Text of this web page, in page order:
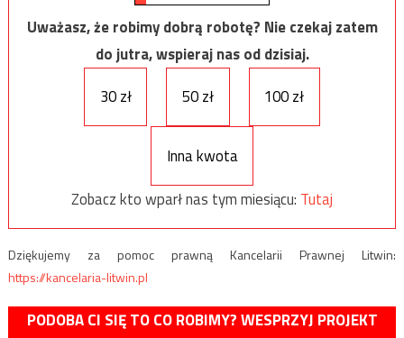
Uważasz, że robimy dobrą robotę? Nie czekaj zatem
do jutra, wspieraj nas od dzisiaj.
30 zł
50 zł 100 zł
Inna kwota
Zobacz kto wparł nas tym miesiącu: Tutaj
Dziękujemy za pomoc prawną Kancelarii Prawnej Litwin:
https://kancelaria-litwin.pl
PODOBA CI SIĘ TO CO ROBIMY? WESPRZYJ PROJEKT